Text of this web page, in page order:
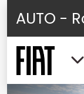
AUTO -